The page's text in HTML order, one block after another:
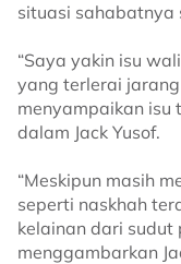
situasi sahabatnya
“Saya yakin isu
yang terlerai
menyampaikan isu
dalam Jack Yusof.
“Meskipun masih
seperti naskhah
kelainan dari sudut
menggambarkan